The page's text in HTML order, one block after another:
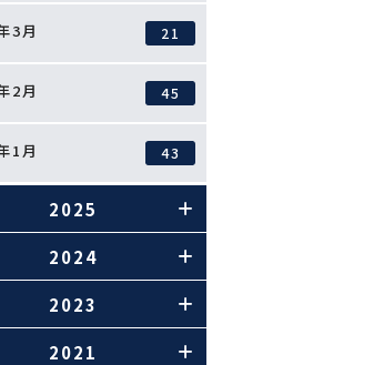
3月 21
2月 45
1月 43
2025
2024
2023
2021